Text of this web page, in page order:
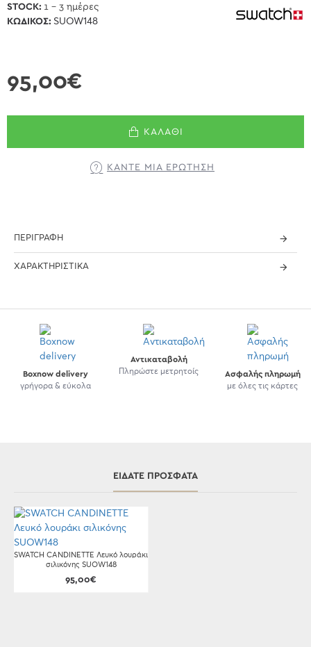
95,00€
STOCK: 1 - 3 ημέρες
ΚΩΔΙΚΌΣ: SUOW148
ΚΑΛΆΘΙ
ΚΆΝΤΕ ΜΊΑ ΕΡΏΤΗΣΗ
ΠΕΡΙΓΡΑΦΉ
ΧΑΡΑΚΤΗΡΙΣΤΙΚΆ
Boxnow delivery
γρήγορα & εύκολα
Αντικαταβολή
Πληρώστε μετρητοίς
Ασφαλής πληρωμή
με όλες τις κάρτες
ΕΊΔΑΤΕ ΠΡΌΣΦΑΤΑ
SWATCH CANDINETTE Λευκό λουράκι
σιλικόνης SUOW148
95,00€